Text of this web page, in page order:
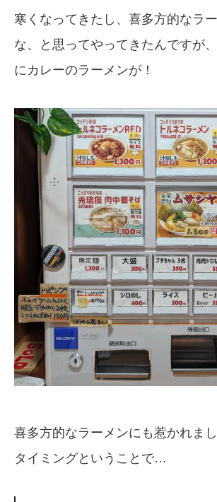
寒くなってきたし、喜多方的なラ
な、と思ってやってきたんですが
にカレーのラーメンが！
喜多方的なラーメンにも惹かれま
タイミングということで…